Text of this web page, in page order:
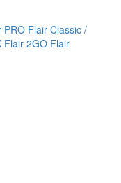
PRO Flair Classic /
Flair 2GO Flair